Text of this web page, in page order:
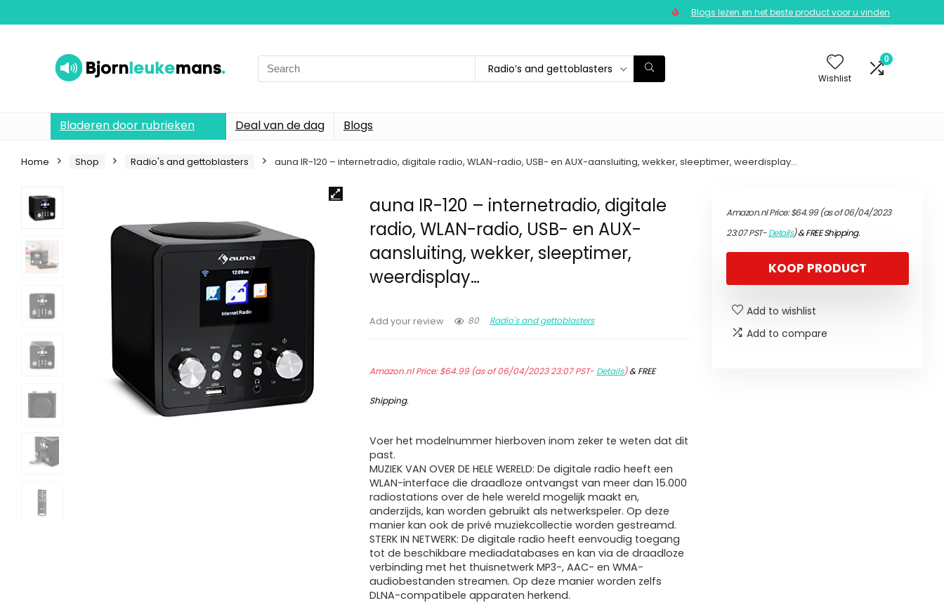
Blogs lezen en het beste product voor u vinden
Search
for:
Radio’s and gettoblasters
Wishlist
0
Bladeren door rubrieken Deal van de dag Blogs
Home Shop Radio's and gettoblasters auna IR-120 – internetradio, digitale radio, WLAN-radio, USB- en AUX-aansluiting, wekker, sleeptimer, weerdisplay…
auna IR-120 – internetradio, digitale
radio, WLAN-radio, USB- en AUX-
aansluiting, wekker, sleeptimer,
weerdisplay…
Add your review 80 Radio's and gettoblasters
Amazon.nl Price:$64.99(as of 06/04/2023 23:07 PST- Details)&FREE
Shipping.
Voer het modelnummer hierboven inom zeker te weten dat dit
past.
MUZIEK VAN OVER DE HELE WERELD: De digitale radio heeft een
WLAN-interface die draadloze ontvangst van meer dan 15.000
radiostations over de hele wereld mogelijk maakt en,
anderzijds, kan worden gebruikt als netwerkspeler. Op deze
manier kan ook de privé muziekcollectie worden gestreamd.
STERK IN NETWERK: De digitale radio heeft eenvoudig toegang
tot de beschikbare mediadatabases en kan via de draadloze
verbinding met het thuisnetwerk MP3-, AAC- en WMA-
audiobestanden streamen. Op deze manier worden zelfs
DLNA-compatibele apparaten herkend.
Amazon.nl Price:$64.99(as of 06/04/2023
23:07 PST-Details)&FREE Shipping.
KOOP PRODUCT
Add to wishlist
Add to compare